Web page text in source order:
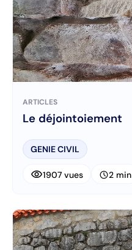
ARTICLES
Le déjointoiement
GENIE CIVIL
visibility1907 vues schedule2 min